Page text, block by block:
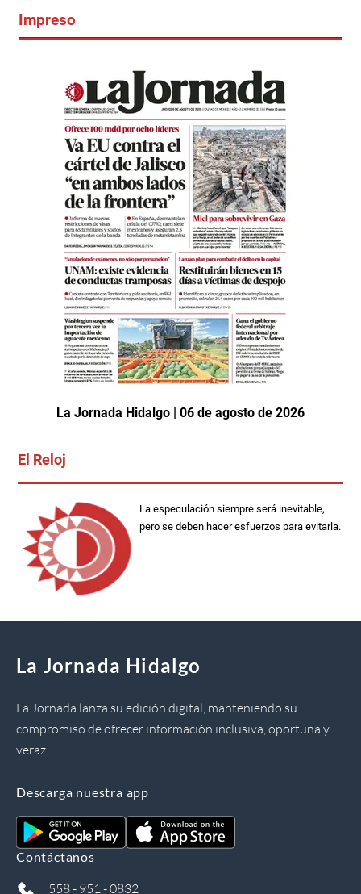
Impreso
La Jornada Hidalgo | 06 de agosto de 2026
El Reloj
La especulación siempre será inevitable,
pero se deben hacer esfuerzos para evitarla.
La Jornada Hidalgo
La Jornada lanza su edición digital, manteniendo su
compromiso de ofrecer información inclusiva, oportuna y
veraz.
Descarga nuestra app
Contáctanos
558 - 951 - 0832